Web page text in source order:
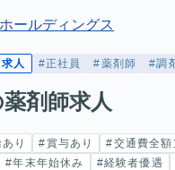
ールディングス
人 #正社員 #薬剤師 #調
剤師求人
り #賞与あり #交通費全額
#年末年始休み #経験者優遇